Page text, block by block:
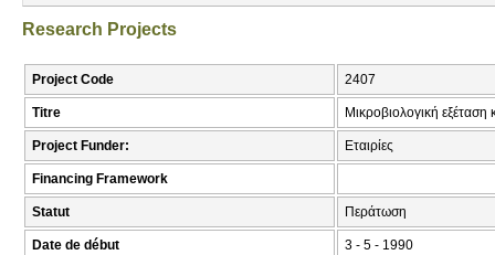
Research Projects
Project Code 2407
Titre Μικροβιολογική
Project Funder: Εταιρίες
Financing Framework
Statut Περάτωση
Date de début 3 - 5 - 1990